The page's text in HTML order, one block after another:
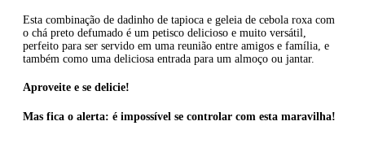
Esta combinação de dadinho de tapioca e geleia de cebola roxa com
o chá preto defumado é um petisco delicioso e muito versátil,
perfeito para ser servido em uma reunião entre amigos e família, e
também como uma deliciosa entrada para um almoço ou jantar.
Aproveite e se delicie!
Mas fica o alerta: é impossível se controlar com esta maravilha!